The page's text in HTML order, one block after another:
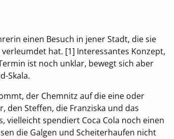
einen Besuch in jener Stadt, die sie
hat. [1] Interessantes Konzept,
ist noch unklar, bewegt sich aber
Skala.
der Chemnitz auf die eine oder
den Steffen, die Franziska und das
vielleicht spendiert Coca Cola noch einen
die Galgen und Scheiterhaufen nicht